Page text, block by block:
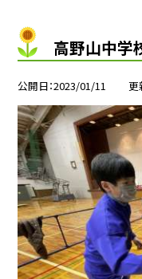
高野山中学
公開日 2023/01/11 更